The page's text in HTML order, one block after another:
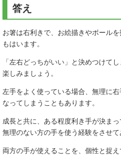
答え
お箸は右利きで、お絵描きやボール
もはいます。
「左右どっちがいい」と決めつけて
楽しみましょう。
左手をよく使っている場合、無理に
なってしまうこともあります。
成長と共に、ある程度利き手が決ま
無理のない方の手を使う経験をさせて
両方の手が使えることを、個性と捉え